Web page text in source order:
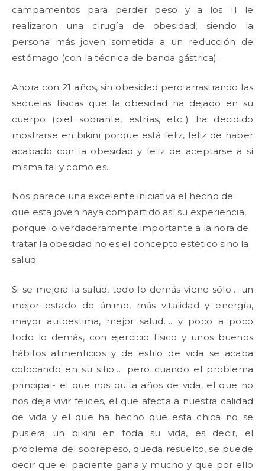
campamentos para perder peso y a los 11 le
realizaron una cirugía de obesidad, siendo la
persona más joven sometida a un reducción de
estómago (con la técnica de banda gástrica).
Ahora con 21 años, sin obesidad pero arrastrando las
secuelas físicas que la obesidad ha dejado en su
cuerpo (piel sobrante, estrías, etc..) ha decidido
mostrarse en bikini porque está feliz, feliz de haber
acabado con la obesidad y feliz de aceptarse a sí
misma tal y como es.
Nos parece una excelente iniciativa el hecho de
que esta joven haya compartido así su experiencia,
porque lo verdaderamente importante a la hora de
tratar la obesidad no es el concepto estético sino la
salud.
Si se mejora la salud, todo lo demás viene sólo… un
mejor estado de ánimo, más vitalidad y energía,
mayor autoestima, mejor salud…. y poco a poco
todo lo demás, con ejercicio físico y unos buenos
hábitos alimenticios y de estilo de vida se acaba
colocando en su sitio…. pero cuando el problema
principal- el que nos quita años de vida, el que no
nos deja vivir felices, el que afecta a nuestra calidad
de vida y el que ha hecho que esta chica no se
pusiera un bikini en toda su vida, es decir, el
problema del sobrepeso, queda resuelto, se puede
decir que el paciente gana y mucho y que por ello